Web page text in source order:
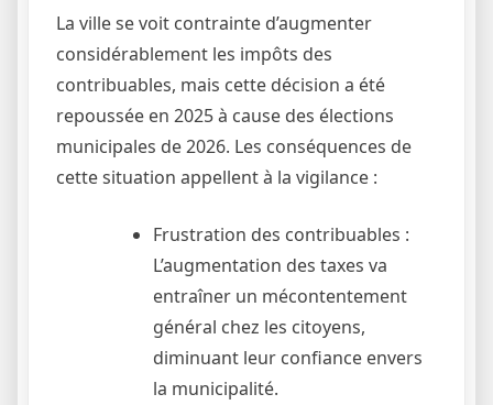
La ville se voit contrainte d’augmenter
considérablement les impôts des
contribuables, mais cette décision a été
repoussée en 2025 à cause des élections
municipales de 2026. Les conséquences de
cette situation appellent à la vigilance :
Frustration des contribuables :
L’augmentation des taxes va
entraîner un mécontentement
général chez les citoyens,
diminuant leur confiance envers
la municipalité.